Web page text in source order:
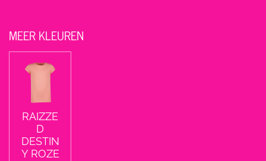
MEER KLEUREN
RAIZZE
D
DESTIN
Y ROZE